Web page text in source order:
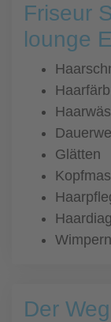
Friseur
lounge
Glätten
Der